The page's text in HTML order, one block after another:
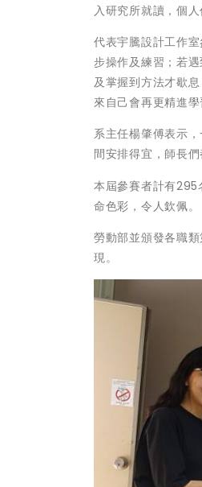
入研究所就讀，個
代表宇騰設計工作
步操作及練習；若
及掌握到方法才歇
來自己會再更精進學
系主任楊肇傅表示
間安排得宜，師長
本屆參賽者計有295
命色彩，令人欽佩。
勞動部並頒發各職
現。